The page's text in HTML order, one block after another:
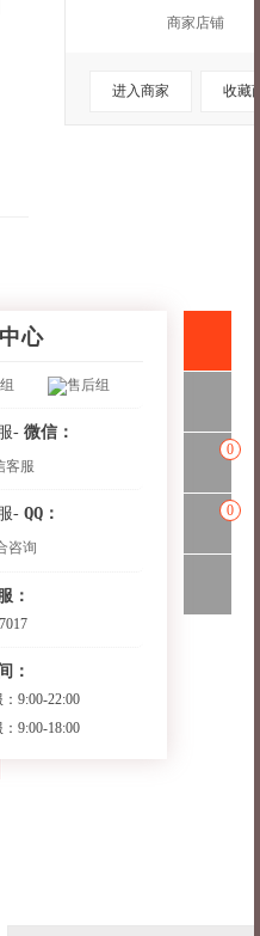
商家店铺
进入商家 收藏
心
售后组
- 微信：
客服
- QQ：
咨询
：
：
9:00-22:00
9:00-18:00
0
0